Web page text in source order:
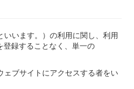
いいます。）の利用に関し、利用
登録することなく、単一の
ェブサイトにアクセスする者をい